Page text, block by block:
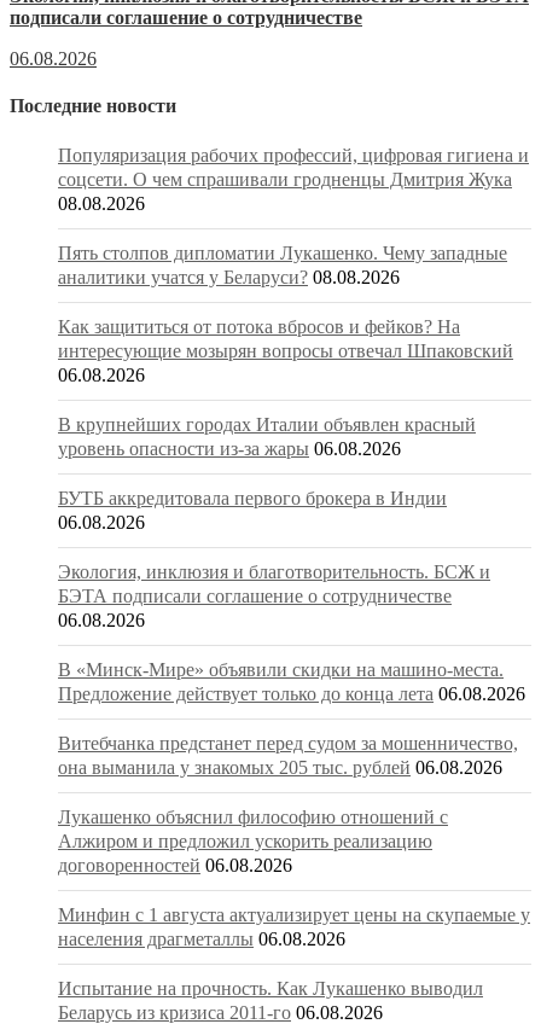
подписали соглашение о сотрудничестве
06.08.2026
Последние новости
Популяризация рабочих профессий, цифровая гигиена и
соцсети. О чем спрашивали гродненцы Дмитрия Жука
08.08.2026
Пять столпов дипломатии Лукашенко. Чему западные
аналитики учатся у Беларуси? 08.08.2026
Как защититься от потока вбросов и фейков? На
интересующие мозырян вопросы отвечал Шпаковский
06.08.2026
В крупнейших городах Италии объявлен красный
уровень опасности из-за жары 06.08.2026
БУТБ аккредитовала первого брокера в Индии
06.08.2026
Экология, инклюзия и благотворительность. БСЖ и
БЭТА подписали соглашение о сотрудничестве
06.08.2026
В «Минск-Мире» объявили скидки на машино-места.
Предложение действует только до конца лета 06.08.2026
Витебчанка предстанет перед судом за мошенничество,
она выманила у знакомых 205 тыс. рублей 06.08.2026
Лукашенко объяснил философию отношений с
Алжиром и предложил ускорить реализацию
договоренностей 06.08.2026
Минфин с 1 августа актуализирует цены на скупаемые у
населения драгметаллы 06.08.2026
Испытание на прочность. Как Лукашенко выводил
Беларусь из кризиса 2011-го 06.08.2026